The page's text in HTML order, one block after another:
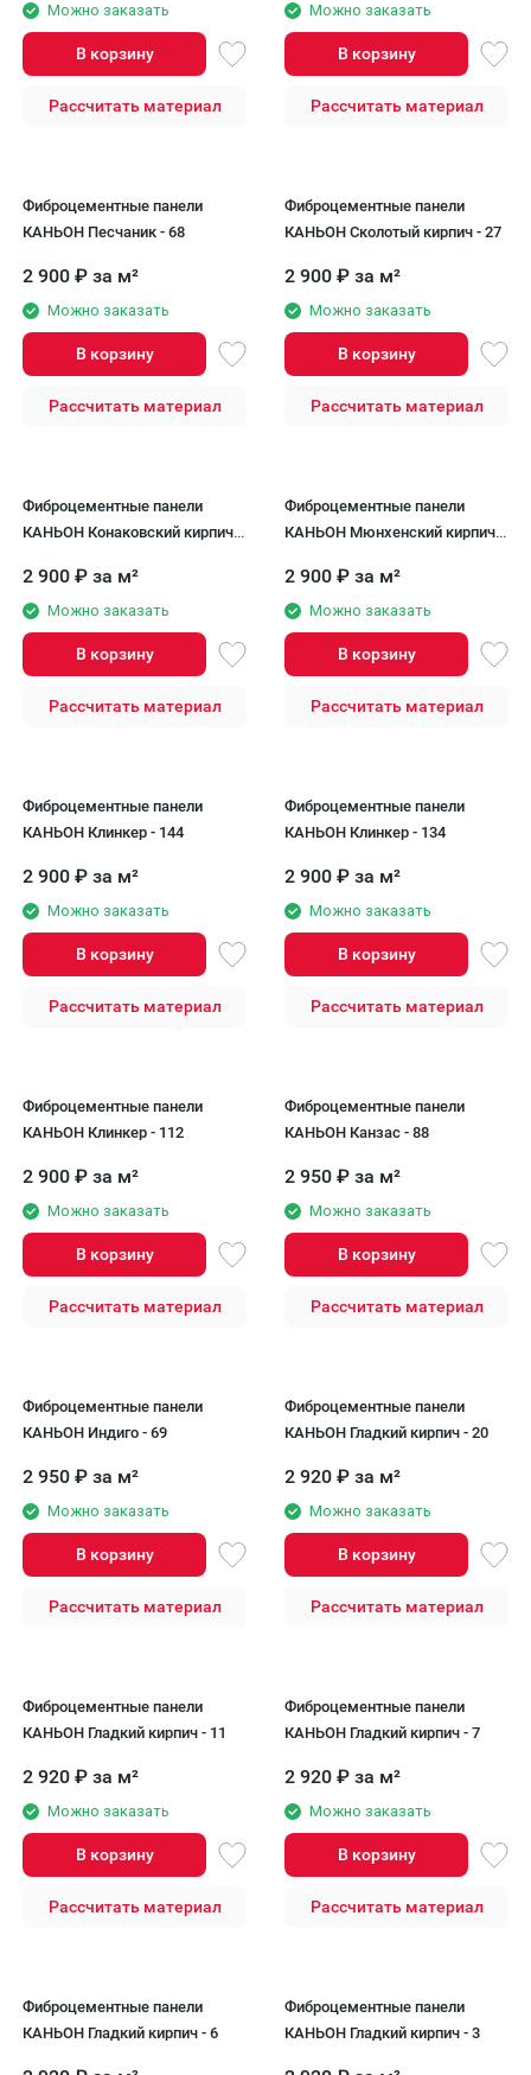
Можно заказать
В корзину
Рассчитать материал
Можно заказать
В корзину
Рассчитать материал
Фиброцементные панели
КАНЬОН Песчаник - 68
2 900 ₽ за м²
Можно заказать
В корзину
Рассчитать материал
Фиброцементные панели
КАНЬОН Сколотый кирпич - 27
2 900 ₽ за м²
Можно заказать
В корзину
Рассчитать материал
Фиброцементные панели
КАНЬОН Конаковский кирпич -
2 900 ₽ за м²
Можно заказать
В корзину
Рассчитать материал
Фиброцементные панели
КАНЬОН Мюнхенский кирпич -
2 900 ₽ за м²
Можно заказать
В корзину
Рассчитать материал
Фиброцементные панели
КАНЬОН Клинкер - 144
2 900 ₽ за м²
Можно заказать
В корзину
Рассчитать материал
Фиброцементные панели
КАНЬОН Клинкер - 134
2 900 ₽ за м²
Можно заказать
В корзину
Рассчитать материал
Фиброцементные панели
КАНЬОН Клинкер - 112
2 900 ₽ за м²
Можно заказать
В корзину
Рассчитать материал
Фиброцементные панели
КАНЬОН Канзас - 88
2 950 ₽ за м²
Можно заказать
В корзину
Рассчитать материал
Фиброцементные панели
КАНЬОН Индиго - 69
2 950 ₽ за м²
Можно заказать
В корзину
Рассчитать материал
Фиброцементные панели
КАНЬОН Гладкий кирпич - 20
2 920 ₽ за м²
Можно заказать
В корзину
Рассчитать материал
Фиброцементные панели
КАНЬОН Гладкий кирпич - 11
2 920 ₽ за м²
Можно заказать
В корзину
Рассчитать материал
Фиброцементные панели
КАНЬОН Гладкий кирпич - 7
2 920 ₽ за м²
Можно заказать
В корзину
Рассчитать материал
Фиброцементные панели
КАНЬОН Гладкий кирпич - 6
Фиброцементные панели
КАНЬОН Гладкий кирпич - 3